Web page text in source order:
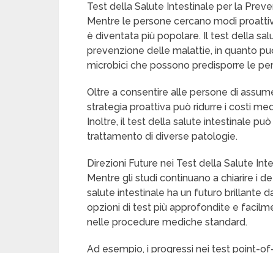
Test della Salute Intestinale per la
Mentre le persone cercano modi
è diventata più popolare. Il test della
prevenzione delle malattie, in quanto
microbici che possono predisporre le
Oltre a consentire alle persone di
strategia proattiva può ridurre i costi
Inoltre, il test della salute intestinale
trattamento di diverse patologie.
Direzioni Future nei Test della Salute
Mentre gli studi continuano a chiarire i
salute intestinale ha un futuro brillante
opzioni di test più approfondite e
nelle procedure mediche standard.
Ad esempio, i progressi nei test point-